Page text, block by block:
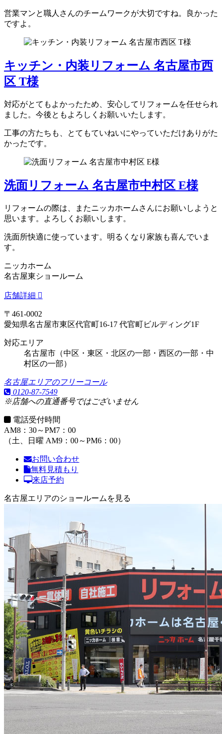
営業マンと職人さんのチームワークが大切ですね。良かった
ですよ。
キッチン・内装リフォーム 名古屋市西
区 T様
対応がとてもよかったため、安心してリフォームを任せられ
ました。今後ともよろしくお願いいたします。
工事の方たちも、とてもていねいにやっていただけありがた
かったです。
洗面リフォーム 名古屋市中村区 E様
リフォームの際は、またニッカホームさんにお願いしようと
思います。よろしくお願いします。
洗面所快適に使っています。明るくなり家族も喜んでいま
す。
ニッカホーム
名古屋東ショールーム
店舗詳細
〒461-0002
愛知県名古屋市東区代官町16-17 代官町ビルディング1F
対応エリア
名古屋市（中区・東区・北区の一部・西区の一部・中
村区の一部）
名古屋エリアのフリーコール
0120-87-7549
※店舗への直通番号ではございません
電話受付時間
AM8：30～PM7：00
（土、日曜 AM9：00～PM6：00）
お問い合わせ
無料見積もり
来店予約
名古屋エリアのショールームを見る